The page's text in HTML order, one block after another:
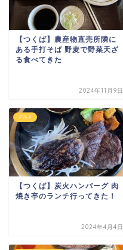
【つくば】農産物直売所隣に
ある手打そば 野麦で野菜天ざ
る食べてきた
2024年11月9日
グルメ
【つくば】炭火ハンバーグ 肉
焼き亭のランチ行ってきた！
2024年4月4日